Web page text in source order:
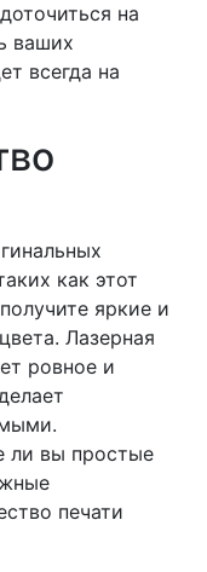
на
ваших
всегда на
как этот
яркие и
Лазерная
ровное и
ли вы простые
печати